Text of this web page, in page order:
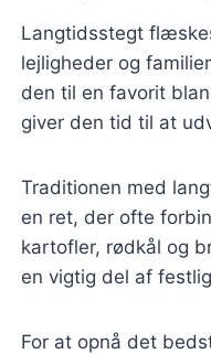
Langtidsstegt
lejligheder og
den til en favorit
giver den tid til at
Traditionen med
en ret, der ofte
kartofler, rødkål og
en vigtig del af
For at opnå det